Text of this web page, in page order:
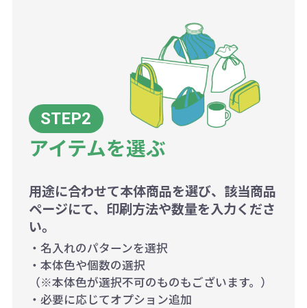
アイテムを選ぶ
用途に合わせて本体商品を選び、該当商品
ページにて、印刷方法や数量を入力くださ
い。
・名入れのパターンを選択
・本体色や個数の選択
（※本体色が選択不可のものもございます。）
・必要に応じてオプション追加